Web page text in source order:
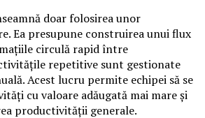
doar folosirea unor
Ea presupune construirea unui flux
circulă rapid între
repetitive sunt gestionate
Acest lucru permite echipei să se
cu valoare adăugată mai mare și
productivității generale.